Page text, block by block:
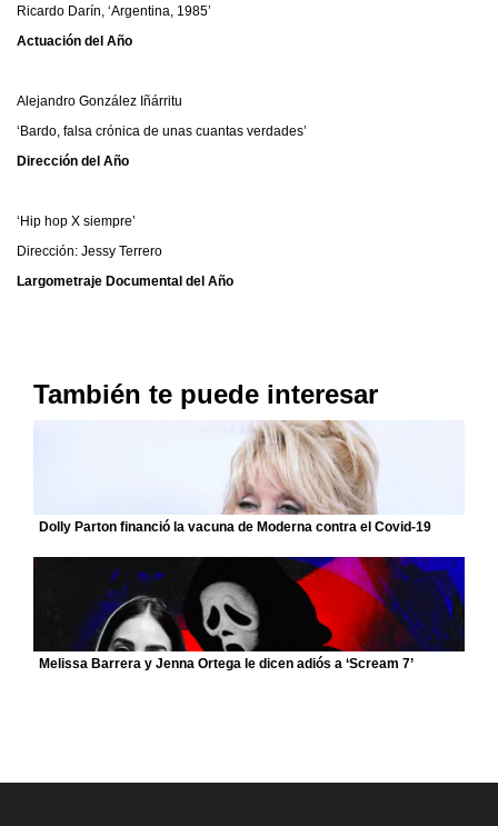
Ricardo Darín, ‘Argentina, 1985’
Actuación del Año
Alejandro González Iñárritu
‘Bardo, falsa crónica de unas cuantas verdades’
Dirección del Año
‘Hip hop X siempre’
Dirección: Jessy Terrero
Largometraje Documental del Año
También te puede interesar
Dolly Parton financió la vacuna de Moderna contra el Covid-19
Melissa Barrera y Jenna Ortega le dicen adiós a ‘Scream 7’